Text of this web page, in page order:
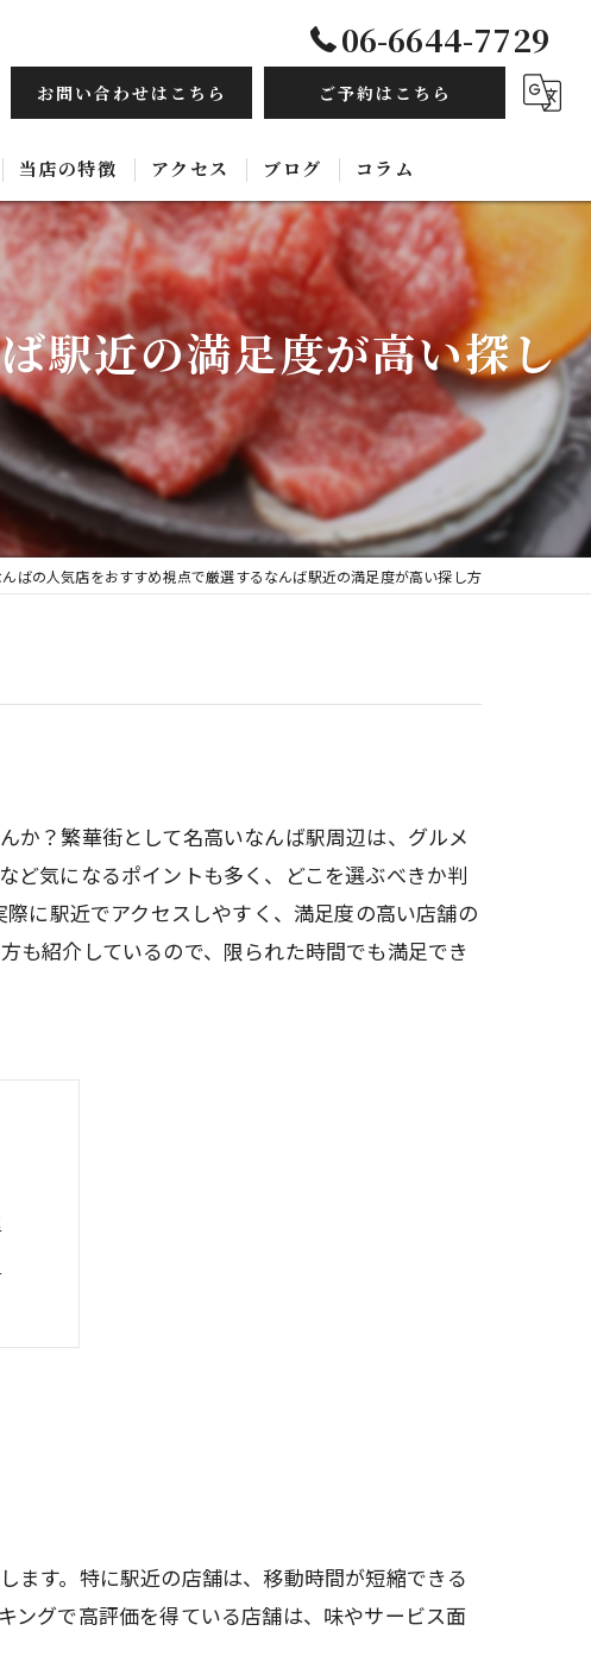
06-6644-7729
お問い合わせはこちら ご予約はこちら
当店の特徴
黒毛和牛
飲み放題
ホルモン
コース
韓国料理
アクセス ブログ コラム
駅近の満足度が高い探し
んばの人気店をおすすめ視点で厳選するなんば駅近の満足度が高い探し方
か？繁華街として名高いなんば駅周辺は、グルメ
ど気になるポイントも多く、どこを選ぶべきか判
に駅近でアクセスしやすく、満足度の高い店舗の
も紹介しているので、限られた時間でも満足でき
ます。特に駅近の店舗は、移動時間が短縮できる
ングで高評価を得ている店舗は、味やサービス面